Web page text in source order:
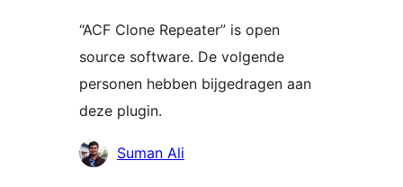
“ACF Clone Repeater” is open
source software. De volgende
personen hebben bijgedragen aan
deze plugin.
BijdragersSuman Ali